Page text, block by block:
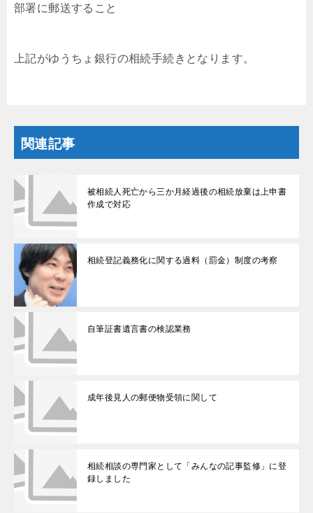
部署に郵送すること
上記がゆうちょ銀行の相続手続きとなります。
関連記事
被相続人死亡から三か月経過後の相続放棄は上申書
作成で対応
相続登記義務化に関する過料（罰金）制度の考察
自筆証書遺言書の検認業務
成年後見人の郵便物受領に関して
相続相談の専門家として「みんなの記事監修」に登
録しました